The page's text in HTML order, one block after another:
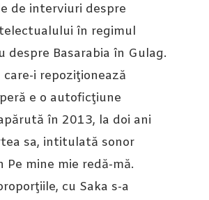
de interviuri despre
în regimul
despre Basarabia în Gulag.
care-i repoziţionează
e o autoficţiune
în 2013, la doi ani
sa, intitulată sonor
Pe mine mie redă-mă.
cu Saka s-a